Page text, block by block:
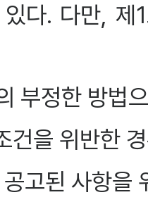
다. 다만, 제
부정한 방법
건을 위반한
고된 사항을